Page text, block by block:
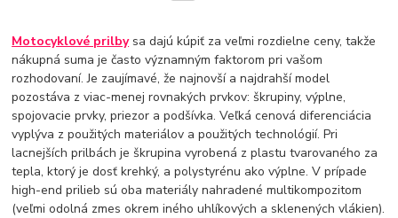
Motocyklové prilbysa dajú kúpiť za veľmi rozdielne ceny, takže
nákupná suma je často významným faktorom pri vašom
rozhodovaní. Je zaujímavé, že najnovší a najdrahší model
pozostáva z viac-menej rovnakých prvkov: škrupiny, výplne,
spojovacie prvky, priezor a podšívka. Veľká cenová diferenciácia
vyplýva z použitých materiálov a použitých technológií. Pri
lacnejších prilbách je škrupina vyrobená z plastu tvarovaného za
tepla, ktorý je dosť krehký, a polystyrénu ako výplne. V prípade
high-end prilieb sú oba materiály nahradené multikompozitom
(veľmi odolná zmes okrem iného uhlíkových a sklenených vlákien).